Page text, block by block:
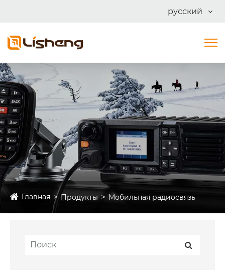
русский
Главная Продукты Мобильная радиосвязь